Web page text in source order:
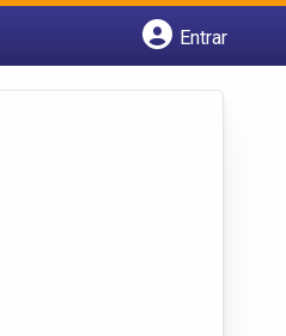
Entrar